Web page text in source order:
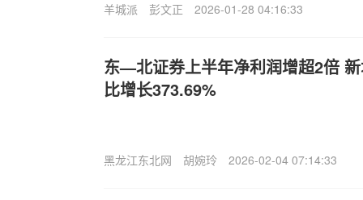
羊城派 彭文正 2026-01-28 04:16:33
东—北证券上半年净利润增超2倍
比增长373.69%
黑龙江东北网 胡婉玲 2026-02-04 07:14:33